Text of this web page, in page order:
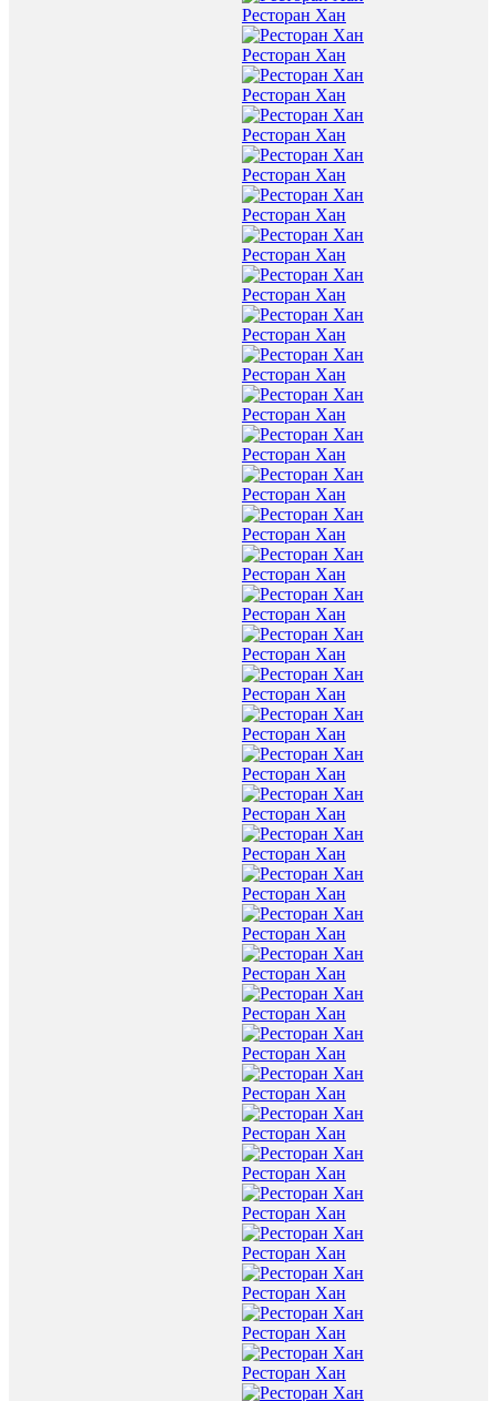
Ресторан Хан
Ресторан Хан
Ресторан Хан
Ресторан Хан
Ресторан Хан
Ресторан Хан
Ресторан Хан
Ресторан Хан
Ресторан Хан
Ресторан Хан
Ресторан Хан
Ресторан Хан
Ресторан Хан
Ресторан Хан
Ресторан Хан
Ресторан Хан
Ресторан Хан
Ресторан Хан
Ресторан Хан
Ресторан Хан
Ресторан Хан
Ресторан Хан
Ресторан Хан
Ресторан Хан
Ресторан Хан
Ресторан Хан
Ресторан Хан
Ресторан Хан
Ресторан Хан
Ресторан Хан
Ресторан Хан
Ресторан Хан
Ресторан Хан
Ресторан Хан
Ресторан Хан